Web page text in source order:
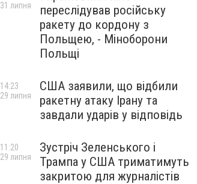
переслідував російську
ракету до кордону з
Польщею, - Міноборони
Польщі
31 липня
США заявили, що відбили
ракетну атаку Ірану та
завдали ударів у відповідь
14:23
29 липня
Зустріч Зеленського і
Трампа у США триматимуть
закритою для журналістів
11:20
29 липня